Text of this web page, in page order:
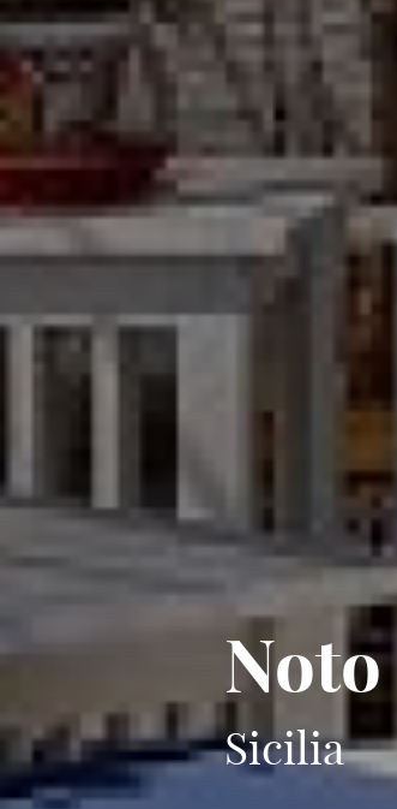
Noto
Sicilia